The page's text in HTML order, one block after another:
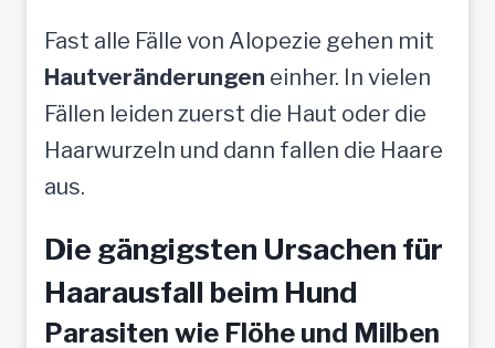
Fast alle Fälle von Alopezie gehen mit
Hautveränderungen einher. In vielen
Fällen leiden zuerst die Haut oder die
Haarwurzeln und dann fallen die Haare
aus.
Die gängigsten Ursachen für
Haarausfall beim Hund
Parasiten wie Flöhe und Milben